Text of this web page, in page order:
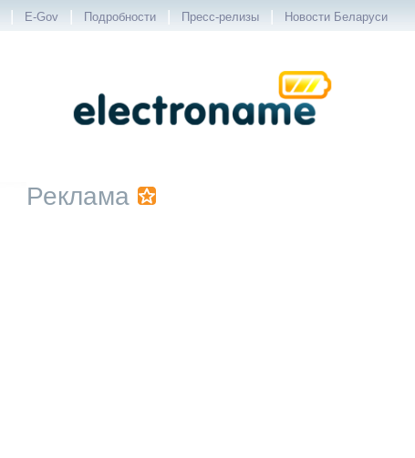
| E-Gov | Подробности | Пресс-релизы | Новости Беларуси
Реклама